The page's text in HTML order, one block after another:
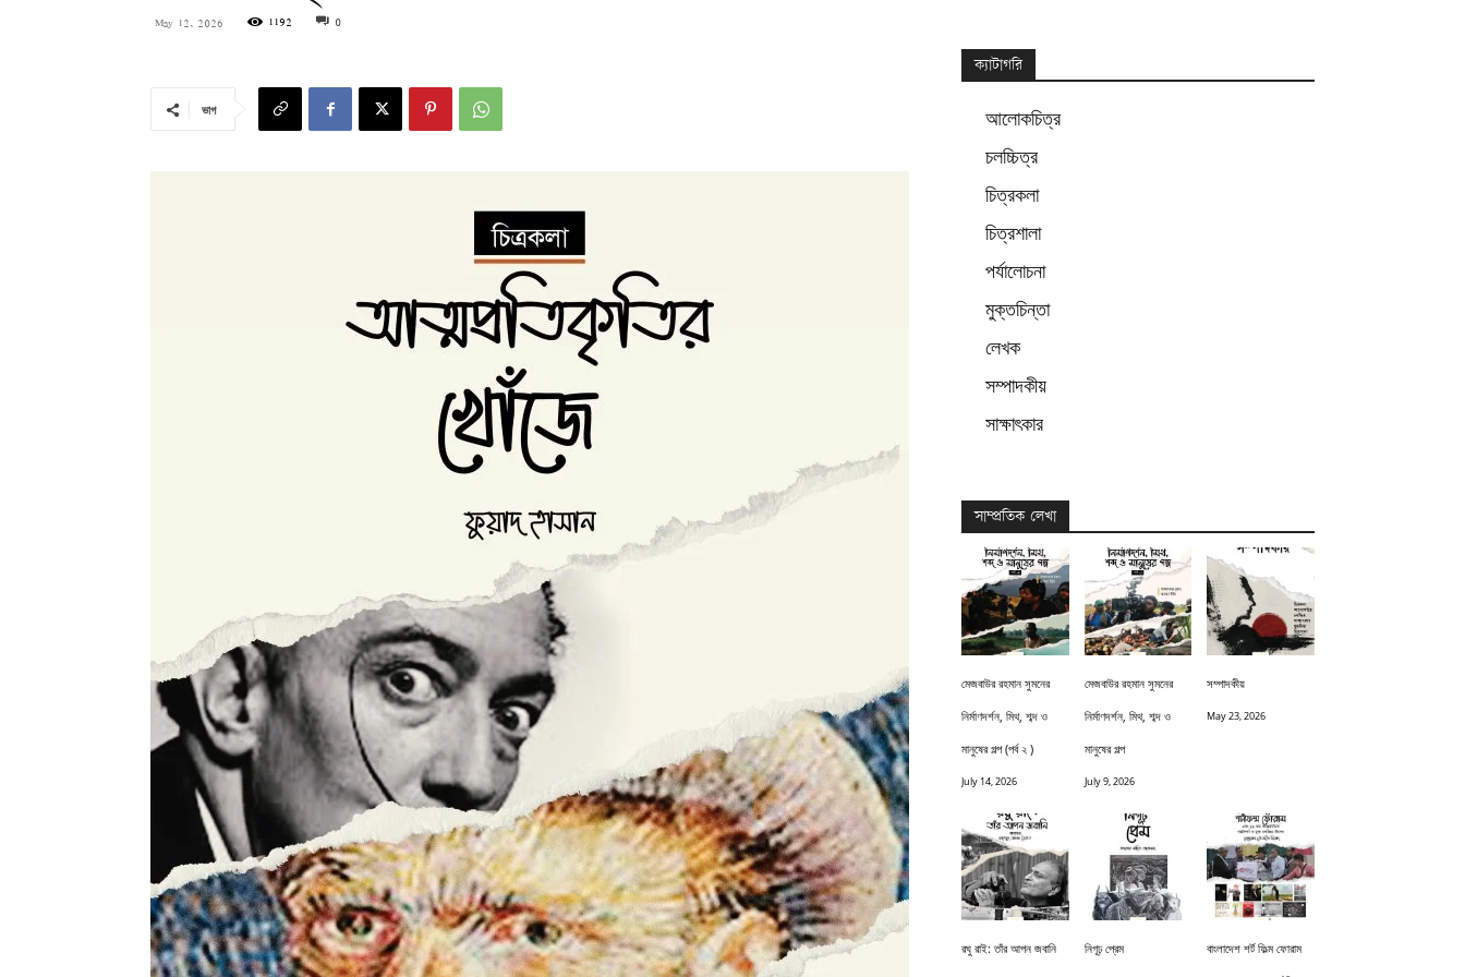
May 12, 2026 1192 0
ভাগ
ক্যাটাগরি
আলোকচিত্র
চলচ্চিত্র
চিত্রকলা
চিত্রশালা
পর্যালোচনা
মুক্তচিন্তা
লেখক
সম্পাদকীয়
সাক্ষাৎকার
সাম্প্রতিক লেখা
মেজবাউর রহমান সুমনের
নির্মাণদর্শন, মিথ, শব্দ ও
মানুষের গল্প (পর্ব ২ )
July 14, 2026
মেজবাউর রহমান সুমনের
নির্মাণদর্শন, মিথ, শব্দ ও
মানুষের গল্প
July 9, 2026
সম্পাদকীয়
May 23, 2026
রঘু রাই: তাঁর আপন জবানি নিগূঢ় প্রেম
বাংলাদেশ শর্ট ফিল্ম ফোরাম